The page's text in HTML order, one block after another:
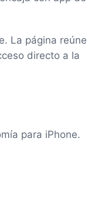
La página reúne
directo a la
para iPhone.